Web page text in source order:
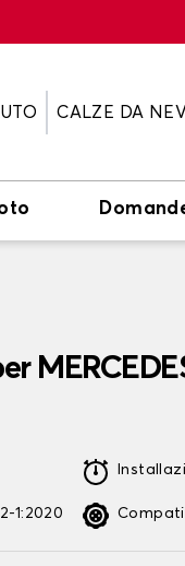
CALZE DA
1:2020